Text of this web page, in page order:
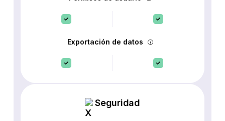
Exportación de datos
Seguridad